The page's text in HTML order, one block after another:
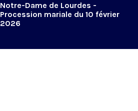
Notre-Dame de Lourdes -
Procession mariale du 10 février
2026